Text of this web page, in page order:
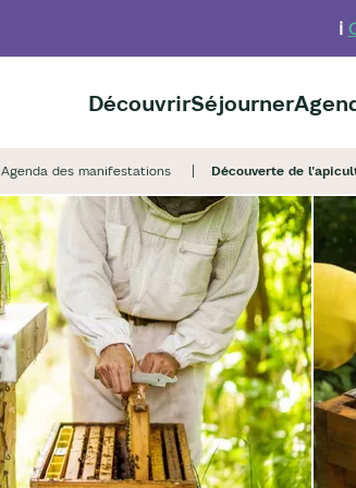
ℹ️
DécouvrirSéjourner
Agenda des manifestations Découverte de